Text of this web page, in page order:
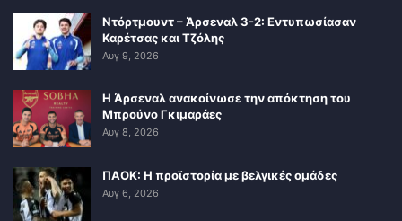
Ντόρτμουντ – Άρσεναλ 3-2: Εντυπωσίασαν
Καρέτσας και Τζόλης
Αυγ 9, 2026
Η Άρσεναλ ανακοίνωσε την απόκτηση του
Μπρούνο Γκιμαράες
Αυγ 8, 2026
ΠΑΟΚ: Η προϊστορία με βελγικές ομάδες
Αυγ 6, 2026